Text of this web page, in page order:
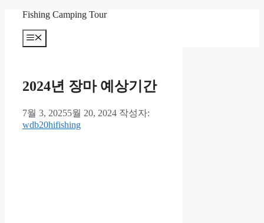
Fishing Camping Tour
메
뉴
2024년 장마 예상기간
7월 3, 20255월 20, 2024 작성자:
wdb20hifishing